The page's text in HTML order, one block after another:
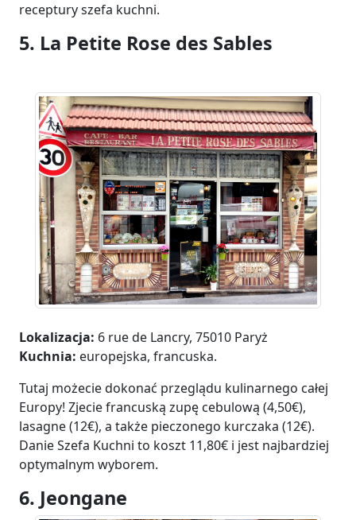
receptury szefa kuchni.
5. La Petite Rose des Sables
Lokalizacja: 6 rue de Lancry, 75010 Paryż
Kuchnia: europejska, francuska.
Tutaj możecie dokonać przeglądu kulinarnego całej
Europy! Zjecie francuską zupę cebulową (4,50€),
lasagne (12€), a także pieczonego kurczaka (12€).
Danie Szefa Kuchni to koszt 11,80€ i jest najbardziej
optymalnym wyborem.
6. Jeongane